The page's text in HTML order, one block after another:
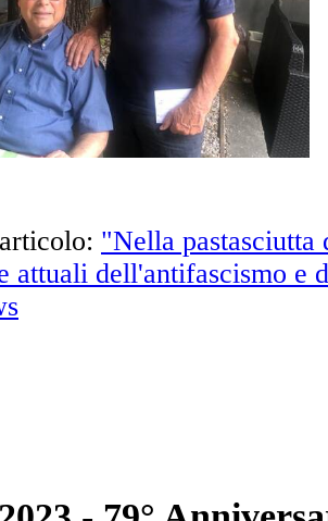
"Nella
attuali dell'antifascismo e